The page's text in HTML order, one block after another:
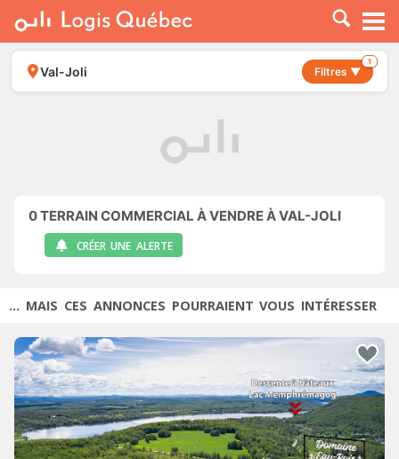
À LOUER
À VENDRE
PLACER UNE ANNONCE
Val-Joli Filtres ▼
1
0TERRAIN COMMERCIAL À VENDRE À VAL-JOLI
CRÉER UNE ALERTE
... MAIS CES ANNONCES POURRAIENT VOUS INTÉRESSER